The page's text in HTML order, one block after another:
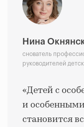
Нина
снователь
руководителей
«Детей с
и
становится